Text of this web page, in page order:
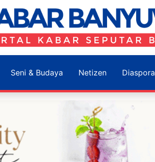
Seni & Budaya Netizen Diaspora